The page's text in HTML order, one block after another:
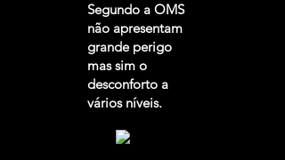
Segundo a OMS
não apresentam
grande perigo
mas sim o
desconforto a
vários níveis.